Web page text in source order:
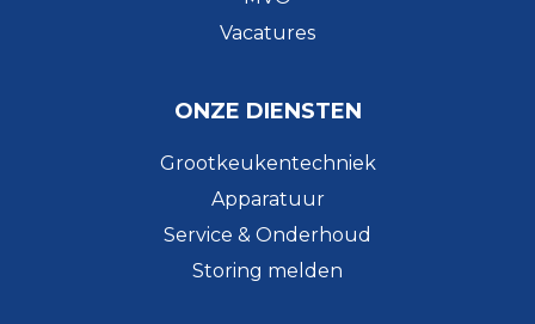
Vacatures
ONZE DIENSTEN
Grootkeukentechniek
Apparatuur
Service & Onderhoud
Storing melden